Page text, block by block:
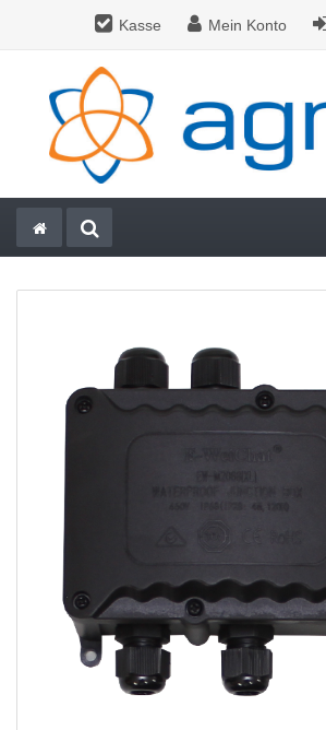
Kasse Mein Konto